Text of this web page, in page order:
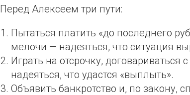
Перед Алексеем три пути:
Пытаться платить «до последнего
мелочи — надеяться, что ситуация
Играть на отсрочку, договариваться
надеяться, что удастся «выплыть».
Объявить банкротство и, по закону,